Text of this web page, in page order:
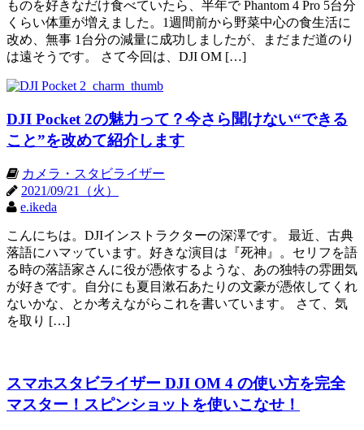
ものを好きなだけ食べていたら、半年で Phantom 4 Pro 5台分
くらい体重が増えました。1週間前から野菜中心の食生活に
改め、無事 1台分の減量に成功しましたが、まだまだ道のり
は遠そうです。 さて今回は、DJI OM […]
DJI Pocket 2の魅力って？今さら聞けない“できる
こと”を改めて紹介します
カメラ・スタビライザー
2021/09/21（火）
e.ikeda
こんにちは。DJIインストラクターの深澤です。 最近、古典
落語にハマッています。好きな演目は『死神』。セリフを語
る時の落語家さんに役が憑依するような、あの独特の雰囲気
が好きです。自分にも夏目漱石あたりの文豪が憑依してくれ
ないかな、とか考えながらこれを書いています。 さて、気
を取り […]
スマホスタビライザー DJI OM 4 の使い方を完全
マスター！スピンショットを使いこなせ！